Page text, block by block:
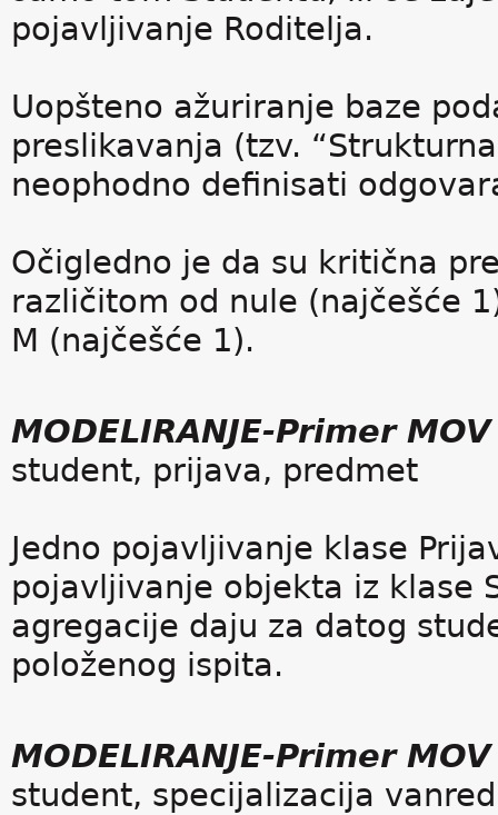
pojavljivanje Roditelja.
Uopšteno ažuriranje baze
preslikavanja (tzv.
neophodno definisati
Očigledno je da su kritična
različitom od nule (najčešće
M (najčešće 1).
MODELIRANJE-Primer MOV
student, prijava, predmet
Jedno pojavljivanje klase
pojavljivanje objekta iz klase
agregacije daju za datog
položenog ispita.
MODELIRANJE-Primer MOV
student, specijalizacija